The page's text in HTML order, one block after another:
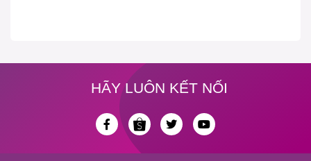
HÃY LUÔN KẾT NỐI